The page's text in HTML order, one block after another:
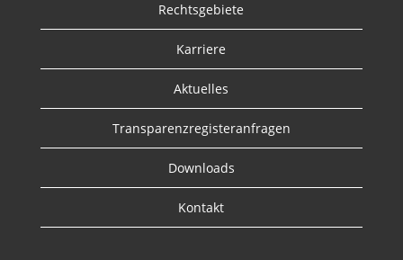
Rechtsgebiete
Karriere
Aktuelles
Transparenzregisteranfragen
Downloads
Kontakt